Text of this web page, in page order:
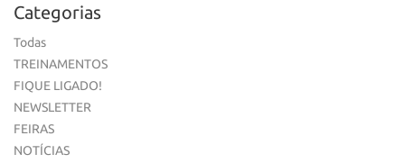
Categorias
Todas
TREINAMENTOS
FIQUE LIGADO!
NEWSLETTER
FEIRAS
NOTÍCIAS